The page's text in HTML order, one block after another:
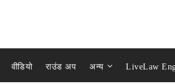
वीडियो राउंड अप अन्य LiveLaw